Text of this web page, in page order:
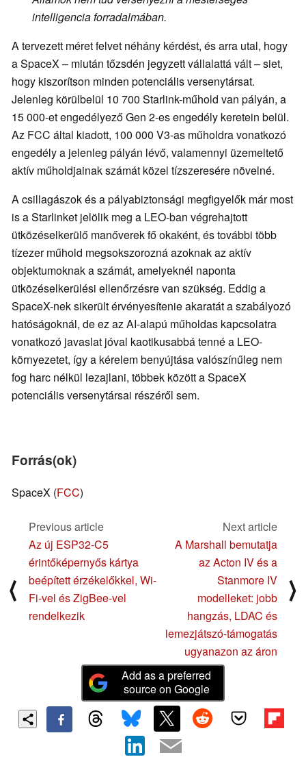
intelligencia forradalmában.
A tervezett méret felvet néhány kérdést, és arra utal, hogy
a SpaceX – miután tőzsdén jegyzett vállalattá vált – siet,
hogy kiszorítson minden potenciális versenytársat.
Jelenleg körülbelül 10 700 Starlink-műhold van pályán, a
15 000-et engedélyező Gen 2-es engedély keretein belül.
Az FCC által kiadott, 100 000 V3-as műholdra vonatkozó
engedély a jelenleg pályán lévő, valamennyi üzemeltető
aktív műholdjainak számát közel tízszeresére növelné.
A csillagászok és a pályabiztonsági megfigyelők már most
is a Starlinket jelölik meg a LEO-ban végrehajtott
ütközéselkerülő manőverek fő okaként, és további több
tízezer műhold megsokszorozná azoknak az aktív
objektumoknak a számát, amelyeknél naponta
ütközéselkerülési ellenőrzésre van szükség. Eddig a
SpaceX-nek sikerült érvényesítenie akaratát a szabályozó
hatóságoknál, de ez az AI-alapú műholdas kapcsolatra
vonatkozó javaslat jóval kaotikusabbá tenné a LEO-
környezetet, így a kérelem benyújtása valószínűleg nem
fog harc nélkül lezajlani, többek között a SpaceX
potenciális versenytársai részéről sem.
Forrás(ok)
SpaceX (FCC)
⟨
Previous article
Az új ESP32-C5
érintőképernyős kártya
beépített érzékelőkkel, Wi-
Fi-vel és ZigBee-vel
rendelkezik
Next article
A Marshall bemutatja
az Acton IV és a
Stanmore IV
modelleket: jobb
hangzás, LDAC és
lemezjátszó-támogatás
ugyanazon az áron
⟩
Add as a preferred
source on Google